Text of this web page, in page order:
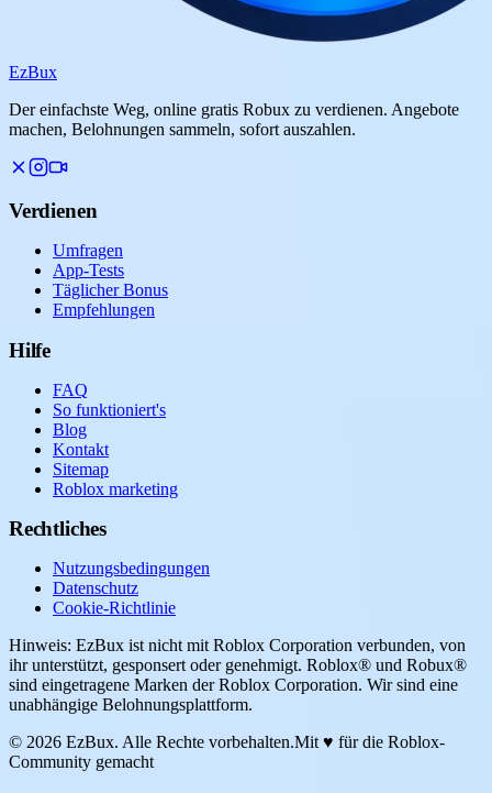
EzBux
Der einfachste Weg, online gratis Robux zu verdienen. Angebote
machen, Belohnungen sammeln, sofort auszahlen.
Verdienen
Umfragen
App-Tests
Täglicher Bonus
Empfehlungen
Hilfe
FAQ
So funktioniert's
Blog
Kontakt
Sitemap
Roblox marketing
Rechtliches
Nutzungsbedingungen
Datenschutz
Cookie-Richtlinie
Hinweis: EzBux ist nicht mit Roblox Corporation verbunden, von
ihr unterstützt, gesponsert oder genehmigt. Roblox® und Robux®
sind eingetragene Marken der Roblox Corporation. Wir sind eine
unabhängige Belohnungsplattform.
© 2026 EzBux. Alle Rechte vorbehalten.Mit ♥ für die Roblox-
Community gemacht